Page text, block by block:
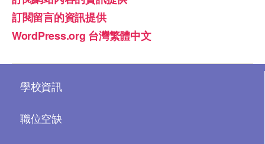
訂閱留言的資訊提供
WordPress.org 台灣繁體中文
學校資訊
職位空缺